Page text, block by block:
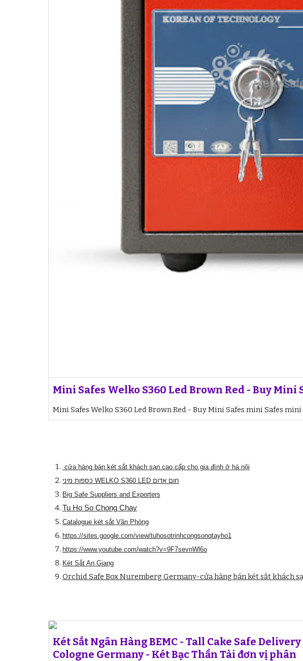
Mini Safes Welko S360 Led Brown Red - Buy
Mini Safes Welko S360 Led Brown Red - Buy Mini Safes mini Safes
cửa hàng bán két sắt khách sạn cao cấp cho gia đình ở hà nội
כספות מיני WELKO S360 LED חום אדום
Big Safe Suppliers and Exporters
Tu Ho So Chong Chay
Catalogue két sắt Văn Phòng
https://sites.google.com/view/tuhosotrinhcongsonqtayho1
https://www.youtube.com/watch?v=9F7sevnWl6o
Két Sắt An Giang
Orchid Safe Box Nuremberg Germany-cửa hàng bán két sắt khách
Két Sắt Ngân Hàng BEMC - Tall Cake Safe Delivery
Cologne Germany - Két Bạc Thần Tài đơn vị phân